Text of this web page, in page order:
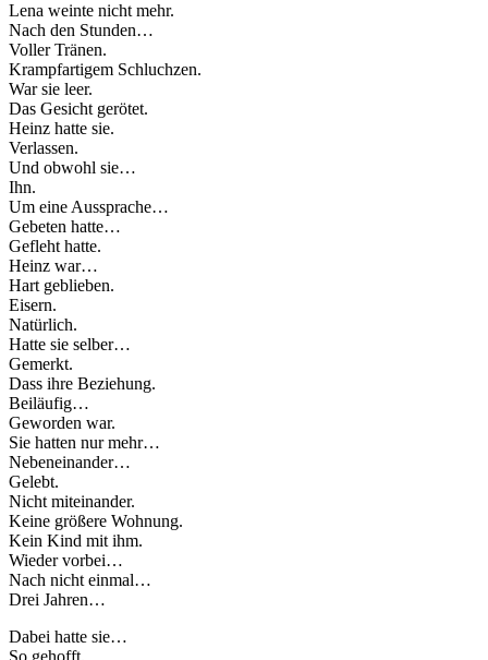
Lena weinte nicht mehr.
Nach den Stunden…
Voller Tränen.
Krampfartigem Schluchzen.
War sie leer.
Das Gesicht gerötet.
Heinz hatte sie.
Verlassen.
Und obwohl sie…
Ihn.
Um eine Aussprache…
Gebeten hatte…
Gefleht hatte.
Heinz war…
Hart geblieben.
Eisern.
Natürlich.
Hatte sie selber…
Gemerkt.
Dass ihre Beziehung.
Beiläufig…
Geworden war.
Sie hatten nur mehr…
Nebeneinander…
Gelebt.
Nicht miteinander.
Keine größere Wohnung.
Kein Kind mit ihm.
Wieder vorbei…
Nach nicht einmal…
Drei Jahren…
Dabei hatte sie…